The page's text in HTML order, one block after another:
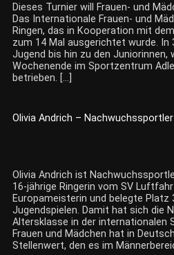
Dieses Turnier will Frauen- und
Das Internationale Frauen- und
Ringen, das in Kooperation mit
zum 14 Mal ausgerichtet wurde. In
Jugend bis hin zu den Juniorinnen,
Wochenende im Sportzentrum
betrieben. […]
Olivia Andrich –
Olivia Andrich ist
16-jährige Ringerin vom SV
Europameisterin und belegte Platz
Jugendspielen. Damit hat sich die
Altersklasse in der internationalen
Frauen und Mädchen hat in
Stellenwert, den es im